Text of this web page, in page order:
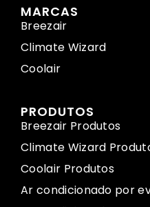
MARCAS
Breezair
Climate Wizard
Coolair
PRODUTOS
Breezair Produtos
Climate Wizard
Coolair Produtos
Ar condicionado por